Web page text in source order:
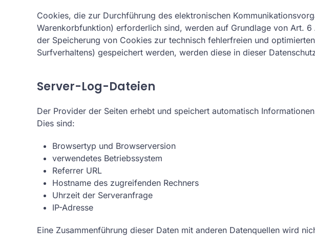
Cookies, die zur Durchführung des elektronischen
Warenkorbfunktion) erforderlich sind, werden auf Grundlage von Art.
der Speicherung von Cookies zur technisch fehlerfreien und
Surfverhaltens) gespeichert werden, werden diese in dieser
Server-Log-Dateien
Der Provider der Seiten erhebt und speichert automatisch
Dies sind:
Browsertyp und Browserversion
verwendetes Betriebssystem
Referrer URL
Hostname des zugreifenden Rechners
Uhrzeit der Serveranfrage
IP-Adresse
Eine Zusammenführung dieser Daten mit anderen Datenquellen wird